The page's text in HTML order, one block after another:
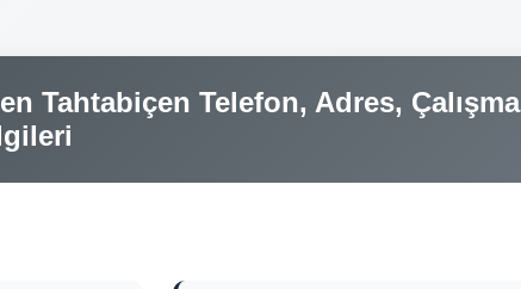
Tahtabiçen Telefon, Adres, Çalışma